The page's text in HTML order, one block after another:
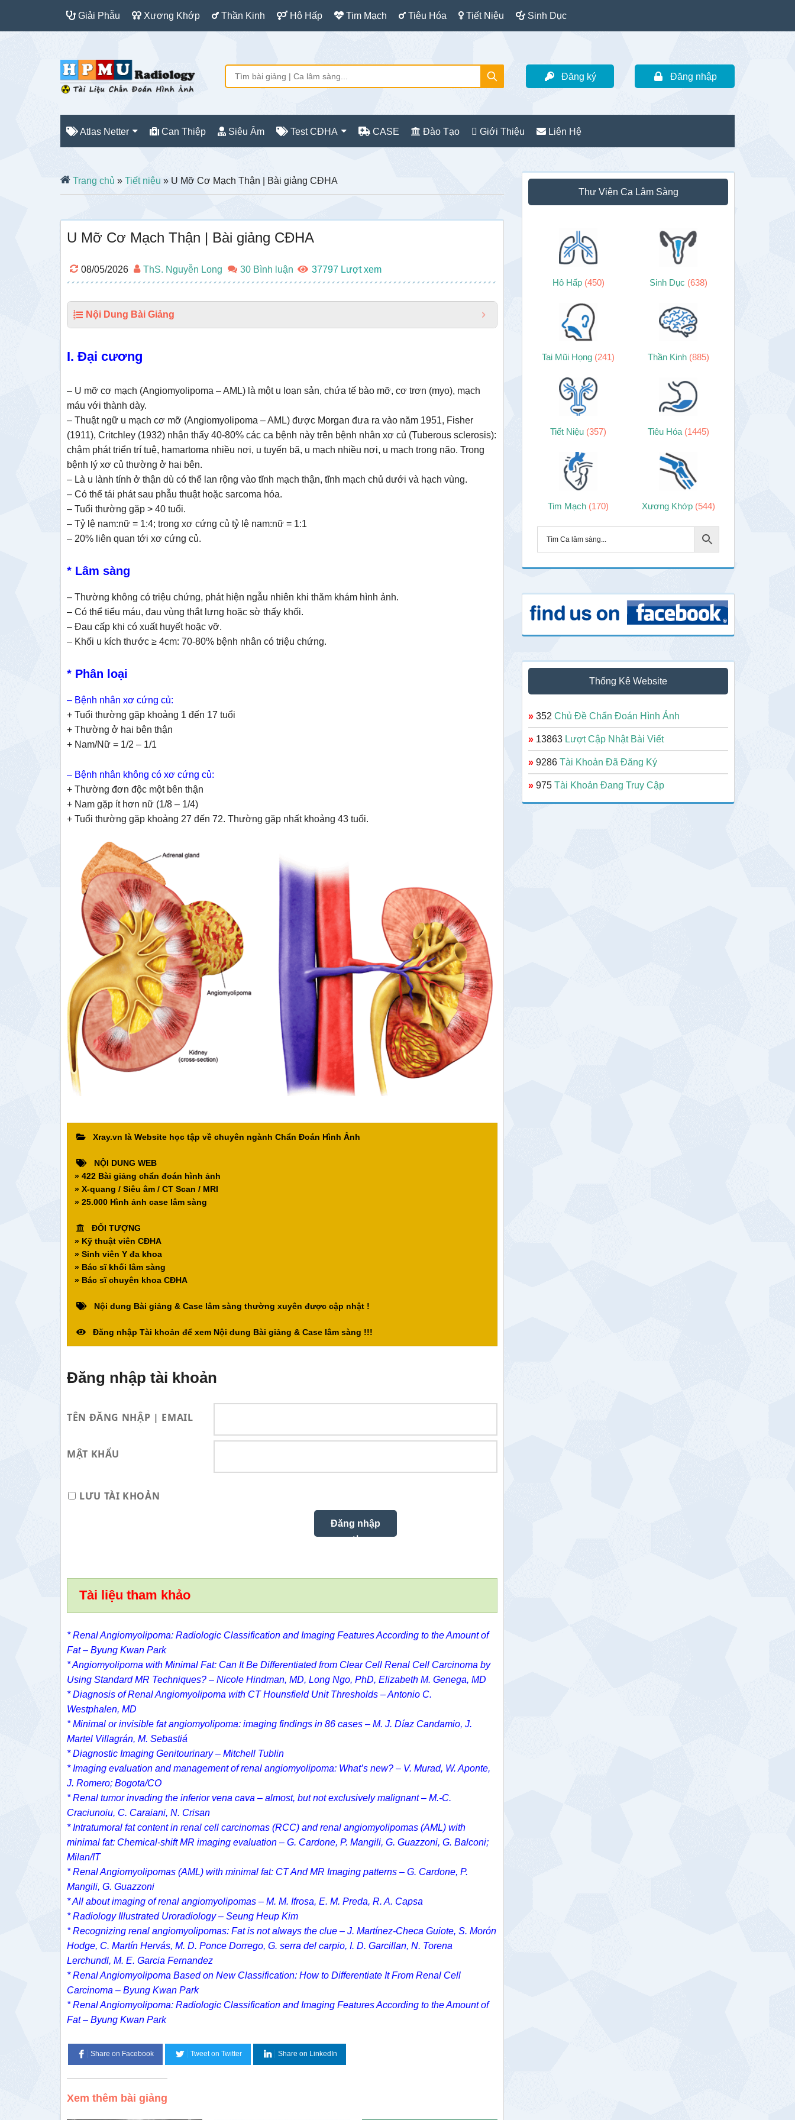
Giải Phẫu Xương Khớp Thần Kinh Hô Hấp Tim Mạch Tiêu Hóa Tiết Niệu Sinh Dục
Đăng ký Đăng nhập
Atlas Netter Can Thiệp Siêu Âm Test CĐHA CASE Đào Tạo Giới Thiệu Liên Hệ
Trang chủ » Tiết niệu » U Mỡ Cơ Mạch Thận | Bài giảng CĐHA
U Mỡ Cơ Mạch Thận | Bài giảng CĐHA
08/05/2026 ThS. Nguyễn Long 30 Bình luận 37797
Nội Dung Bài Giảng
I. Đại cương
– U mỡ cơ mạch (Angiomyolipoma – AML) là một u loạn sản, chứa tế bào mỡ, cơ trơn (myo), mạch
máu với thành dày.
– Thuật ngữ u mạch cơ mỡ (Angiomyolipoma – AML) được Morgan đưa ra vào năm 1951, Fisher
(1911), Critchley (1932) nhận thấy 40-80% các ca bệnh này trên bệnh nhân xơ củ (Tuberous sclerosis):
chậm phát triển trí tuệ, hamartoma nhiều nơi, u tuyến bã, u mạch nhiều nơi, u mạch trong não. Trong
bệnh lý xơ củ thường ở hai bên.
– Là u lành tính ở thận dù có thể lan rộng vào tĩnh mạch thận, tĩnh mạch chủ dưới và hạch vùng.
– Có thể tái phát sau phẫu thuật hoặc sarcoma hóa.
– Tuổi thường gặp > 40 tuổi.
– Tỷ lệ nam:nữ = 1:4; trong xơ cứng củ tỷ lệ nam:nữ = 1:1
– 20% liên quan tới xơ cứng củ.
* Lâm sàng
– Thường không có triệu chứng, phát hiện ngẫu nhiên khi thăm khám hình ảnh.
– Có thể tiểu máu, đau vùng thắt lưng hoặc sờ thấy khối.
– Đau cấp khi có xuất huyết hoặc vỡ.
– Khối u kích thước ≥ 4cm: 70-80% bệnh nhân có triệu chứng.
* Phân loại
– Bệnh nhân xơ cứng củ:
+ Tuổi thường gặp khoảng 1 đến 17 tuổi
+ Thường ở hai bên thận
+ Nam/Nữ = 1/2 – 1/1
– Bệnh nhân không có xơ cứng củ:
+ Thường đơn độc một bên thận
+ Nam gặp ít hơn nữ (1/8 – 1/4)
+ Tuổi thường gặp khoảng 27 đến 72. Thường gặp nhất khoảng 43 tuổi.
Xray.vn là Website học tập về chuyên ngành Chẩn Đoán Hình Ảnh
NỘI DUNG WEB
» 422 Bài giảng chẩn đoán hình ảnh
» X-quang / Siêu âm / CT Scan / MRI
» 25.000 Hình ảnh case lâm sàng
ĐỐI TƯỢNG
» Kỹ thuật viên CĐHA
» Sinh viên Y đa khoa
» Bác sĩ khối lâm sàng
» Bác sĩ chuyên khoa CĐHA
Nội dung Bài giảng & Case lâm sàng thường xuyên được cập nhật !
Đăng nhập Tài khoản để xem Nội dung Bài giảng & Case lâm sàng !!!
Đăng nhập tài khoản
TÊN ĐĂNG NHẬP | EMAIL
MẬT KHẨU
LƯU TÀI KHOẢN
Tài liệu tham khảo
*Renal Angiomyolipoma: Radiologic Classification and Imaging Features According to the Amount of
Fat – Byung Kwan Park
* Angiomyolipoma with Minimal Fat: Can It Be Differentiated from Clear Cell Renal Cell Carcinoma by
Using Standard MR Techniques? – Nicole Hindman, MD, Long Ngo, PhD, Elizabeth M. Genega, MD
*Diagnosis of Renal Angiomyolipoma with CT Hounsfield Unit Thresholds – Antonio C.
Westphalen, MD
* Minimal or invisible fat angiomyolipoma: imaging findings in 86 cases – M. J. Díaz Candamio, J.
Martel Villagrán, M. Sebastiá
* Diagnostic Imaging Genitourinary – Mitchell Tublin
* Imaging evaluation and management of renal angiomyolipoma: What’s new? – V. Murad, W. Aponte,
J. Romero; Bogota/CO
* Renal tumor invading the inferior vena cava – almost, but not exclusively malignant – M.-C.
Craciunoiu, C. Caraiani, N. Crisan
* Intratumoral fat content in renal cell carcinomas (RCC) and renal angiomyolipomas (AML) with
minimal fat: Chemical-shift MR imaging evaluation – G. Cardone, P. Mangili, G. Guazzoni, G. Balconi;
Milan/IT
* Renal Angiomyolipomas (AML) with minimal fat: CT And MR Imaging patterns – G. Cardone, P.
Mangili, G. Guazzoni
* All about imaging of renal angiomyolipomas – M. M. Ifrosa, E. M. Preda, R. A. Capsa
* Radiology Illustrated Uroradiology – Seung Heup Kim
* Recognizing renal angiomyolipomas: Fat is not always the clue – J. Martínez-Checa Guiote, S. Morón
Hodge, C. Martín Hervás, M. D. Ponce Dorrego, G. serra del carpio, I. D. Garcillan, N. Torena
Lerchundl, M. E. Garcia Fernandez
* Renal Angiomyolipoma Based on New Classification: How to Differentiate It From Renal Cell
Carcinoma – Byung Kwan Park
* Renal Angiomyolipoma: Radiologic Classification and Imaging Features According to the Amount of
Fat – Byung Kwan Park
Share on Facebook Tweet on Twitter Share on LinkedIn
Xem thêm bài giảng
Sidebar
chính
Thư Viện Ca Lâm Sàng
Hô Hấp (450) Sinh Dục (638)
Tai Mũi Họng (241) Thần Kinh (885)
Tiết Niệu (357) Tiêu Hóa (1445)
Tim Mạch (170) Xương Khớp (544)
Thống Kê Website
» 352 Chủ Đề Chẩn Đoán Hình Ảnh
» 13863 Lượt Cập Nhật Bài Viết
» 9286 Tài Khoản Đã Đăng Ký
» 975 Tài Khoản Đang Truy Cập